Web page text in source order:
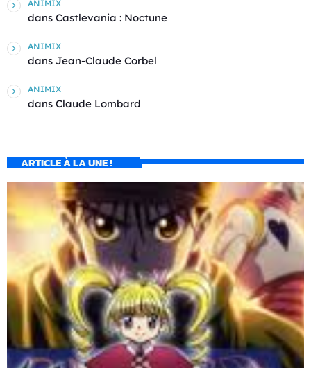
ANIMIX
dans Castlevania : Noctune
ANIMIX
dans Jean-Claude Corbel
ANIMIX
dans Claude Lombard
ARTICLE À LA UNE !